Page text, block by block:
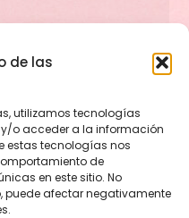
de las
utilizamos tecnologías
o acceder a la información
estas tecnologías nos
de
en este sitio. No
puede afectar negativamente